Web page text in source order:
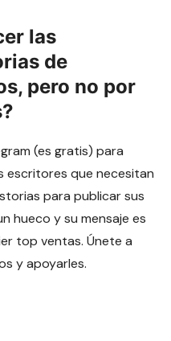
las
de
pero no por
(es gratis) para
escritores que necesitan
para publicar sus
hueco y su mensaje es
top ventas. Únete a
y apoyarles.